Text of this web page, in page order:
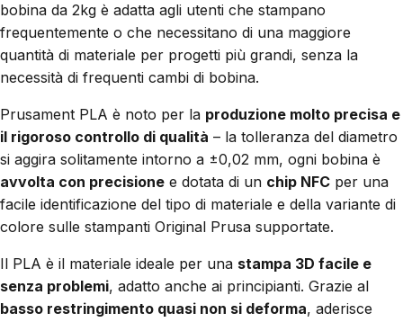
bobina da 2kg è adatta agli utenti che stampano
frequentemente o che necessitano di una maggiore
quantità di materiale per progetti più grandi, senza la
necessità di frequenti cambi di bobina.
Prusament PLA è noto per la produzione molto precisa e
il rigoroso controllo di qualità – la tolleranza del diametro
si aggira solitamente intorno a ±0,02 mm, ogni bobina è
avvolta con precisione e dotata di un chip NFC per una
facile identificazione del tipo di materiale e della variante di
colore sulle stampanti Original Prusa supportate.
Il PLA è il materiale ideale per una stampa 3D facile e
senza problemi, adatto anche ai principianti. Grazie al
basso restringimento quasi non si deforma, aderisce